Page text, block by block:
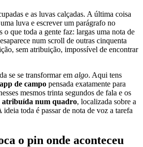
e as luvas calçadas. A última coisa
luva e escrever um parágrafo no
o que toda a gente faz: largas uma nota de
num scroll de outras cinquenta
sem atribuição, impossível de encontrar
se se transformar em algo. Aqui tens
app de campo pensada exatamente para
mesmos trinta segundos de fala e os
atribuída num quadro, localizada sobre a
ideia toda é passar de nota de voz a tarefa
o pin onde aconteceu